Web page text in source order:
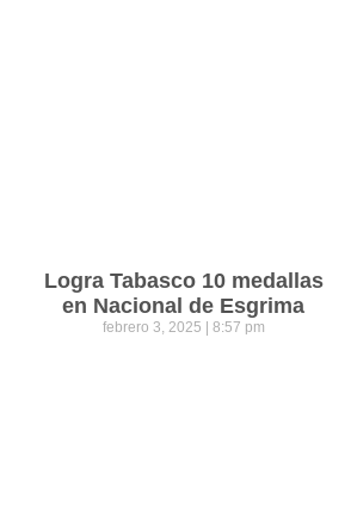
Logra Tabasco 10 medallas
en Nacional de Esgrima
febrero 3, 2025 8:57 pm